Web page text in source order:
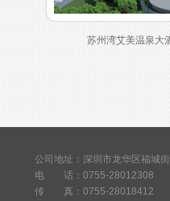
苏州湾艾美温泉大
公司地址：深圳市龙华区福城
电 话：0755-28012308
传 真：0755-28018412